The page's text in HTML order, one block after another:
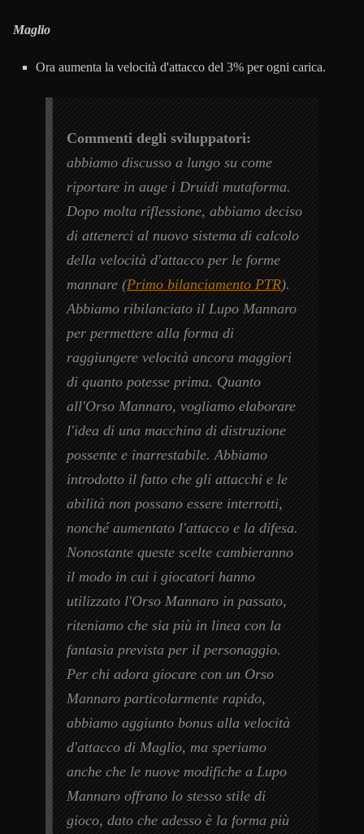
Maglio
Ora aumenta la velocità d'attacco del 3% per ogni carica.
Commenti degli sviluppatori:
abbiamo discusso a lungo su come
riportare in auge i Druidi mutaforma.
Dopo molta riflessione, abbiamo deciso
di attenerci al nuovo sistema di calcolo
della velocità d'attacco per le forme
mannare (Primo bilanciamento PTR).
Abbiamo ribilanciato il Lupo Mannaro
per permettere alla forma di
raggiungere velocità ancora maggiori
di quanto potesse prima. Quanto
all'Orso Mannaro, vogliamo elaborare
l'idea di una macchina di distruzione
possente e inarrestabile. Abbiamo
introdotto il fatto che gli attacchi e le
abilità non possano essere interrotti,
nonché aumentato l'attacco e la difesa.
Nonostante queste scelte cambieranno
il modo in cui i giocatori hanno
utilizzato l'Orso Mannaro in passato,
riteniamo che sia più in linea con la
fantasia prevista per il personaggio.
Per chi adora giocare con un Orso
Mannaro particolarmente rapido,
abbiamo aggiunto bonus alla velocità
d'attacco di Maglio, ma speriamo
anche che le nuove modifiche a Lupo
Mannaro offrano lo stesso stile di
gioco, dato che adesso è la forma più